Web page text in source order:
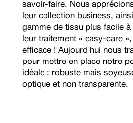
savoir-faire. Nous
leur collection business,
gamme de tissu plus facile à
leur traitement « easy-care
efficace ! Aujourd'hui nous
pour mettre en place notre
idéale : robuste mais
optique et non transparente.